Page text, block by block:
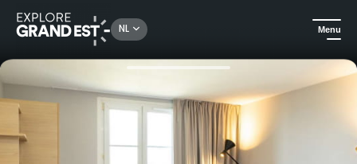
NL Menu
Kijk je ogen uit in de Grand Est Verblijf in hotel Ibis Straatsburg Centre Gare